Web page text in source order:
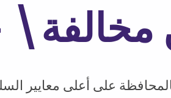
على أعلى معايير